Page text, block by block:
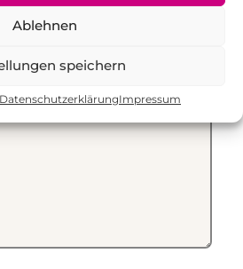
Ablehnen
speichern
DatenschutzerklärungImpressum
Anregungen